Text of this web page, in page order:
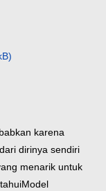
karena
dirinya sendiri
menarik untuk
Model